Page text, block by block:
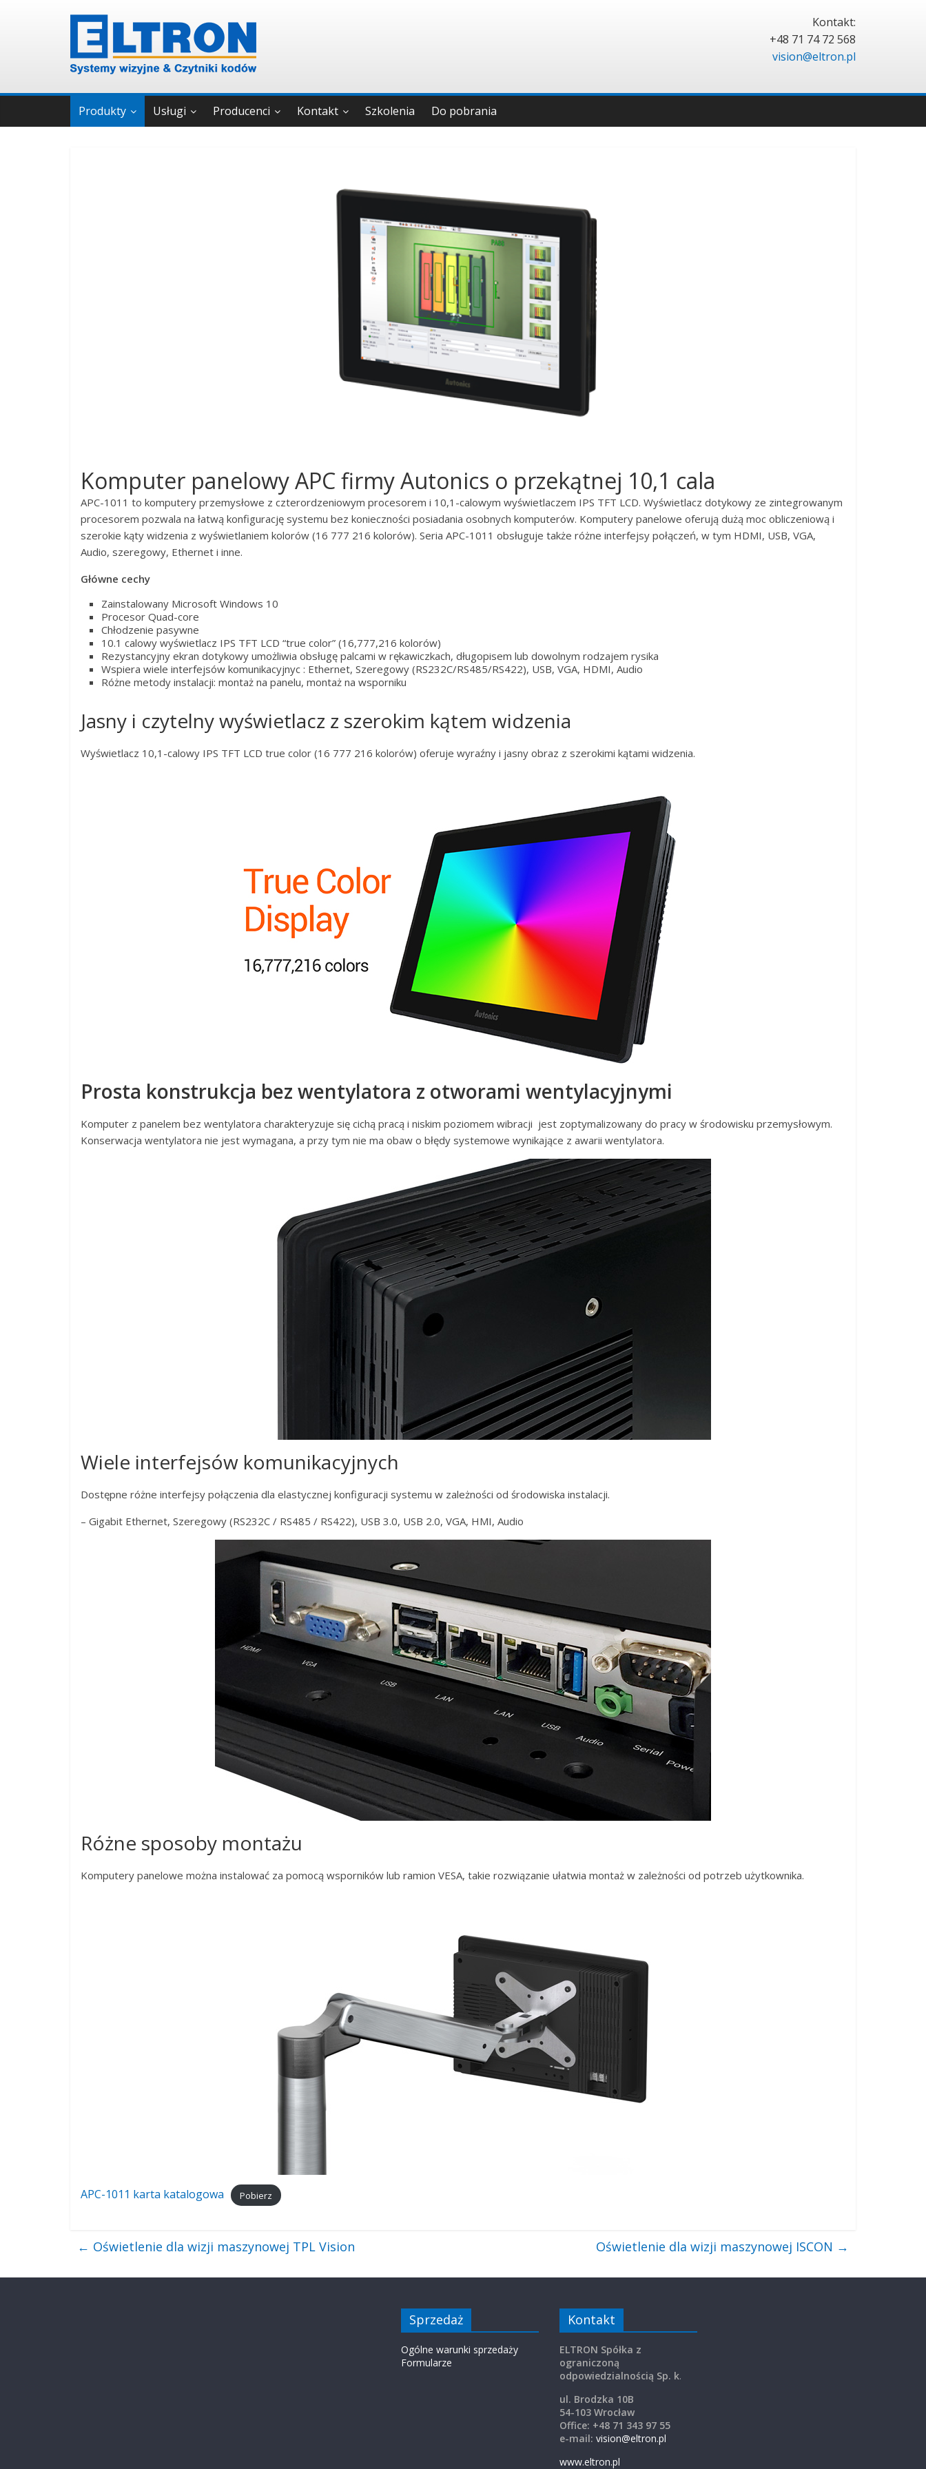
Kontakt:
+48 71 74 72 568
vision@eltron.pl
Produkty Usługi Producenci Kontakt Szkolenia Do pobrania
Komputer panelowy APC firmy Autonics o przekątnej 10,1 cala
APC-1011 to komputery przemysłowe z czterordzeniowym procesorem i 10,1-calowym wyświetlaczem IPS TFT LCD. Wyświetlacz dotykowy ze zintegrowanym
procesorem pozwala na łatwą konfigurację systemu bez konieczności posiadania osobnych komputerów. Komputery panelowe oferują dużą moc obliczeniową i
szerokie kąty widzenia z wyświetlaniem kolorów (16 777 216 kolorów). Seria APC-1011 obsługuje także różne interfejsy połączeń, w tym HDMI, USB, VGA,
Audio, szeregowy, Ethernet i inne.
Główne cechy
Zainstalowany Microsoft Windows 10
Procesor Quad-core
Chłodzenie pasywne
10.1 calowy wyświetlacz IPS TFT LCD “true color” (16,777,216 kolorów)
Rezystancyjny ekran dotykowy umożliwia obsługę palcami w rękawiczkach, długopisem lub dowolnym rodzajem rysika
Wspiera wiele interfejsów komunikacyjnyc : Ethernet, Szeregowy (RS232C/RS485/RS422), USB, VGA, HDMI, Audio
Różne metody instalacji: montaż na panelu, montaż na wsporniku
Jasny i czytelny wyświetlacz z szerokim kątem widzenia
Wyświetlacz 10,1-calowy IPS TFT LCD true color (16 777 216 kolorów) oferuje wyraźny i jasny obraz z szerokimi kątami widzenia.
Prosta konstrukcja bez wentylatora z otworami wentylacyjnymi
Komputer z panelem bez wentylatora charakteryzuje się cichą pracą i niskim poziomem wibracji jest zoptymalizowany do pracy w środowisku przemysłowym.
Konserwacja wentylatora nie jest wymagana, a przy tym nie ma obaw o błędy systemowe wynikające z awarii wentylatora.
Wiele interfejsów komunikacyjnych
Dostępne różne interfejsy połączenia dla elastycznej konfiguracji systemu w zależności od środowiska instalacji.
– Gigabit Ethernet, Szeregowy (RS232C / RS485 / RS422), USB 3.0, USB 2.0, VGA, HMI, Audio
Różne sposoby montażu
Komputery panelowe można instalować za pomocą wsporników lub ramion VESA, takie rozwiązanie ułatwia montaż w zależności od potrzeb użytkownika.
APC-1011 karta katalogowa Pobierz
← Oświetlenie dla wizji maszynowej TPL Vision Oświetlenie dla wizji maszynowej ISCON →
Sprzedaż
Ogólne warunki sprzedaży
Formularze
Kontakt
ELTRON Spółka z
ograniczoną
odpowiedzialnością Sp. k.
ul. Brodzka 10B
54-103 Wrocław
Office: +48 71 343 97 55
e-mail: vision@eltron.pl
www.eltron.pl